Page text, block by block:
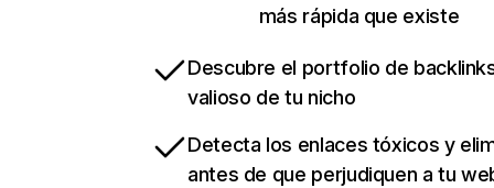
más rápida que existe
Descubre el portfolio de
valioso de tu nicho
Detecta los enlaces tóxicos y
antes de que perjudiquen a tu